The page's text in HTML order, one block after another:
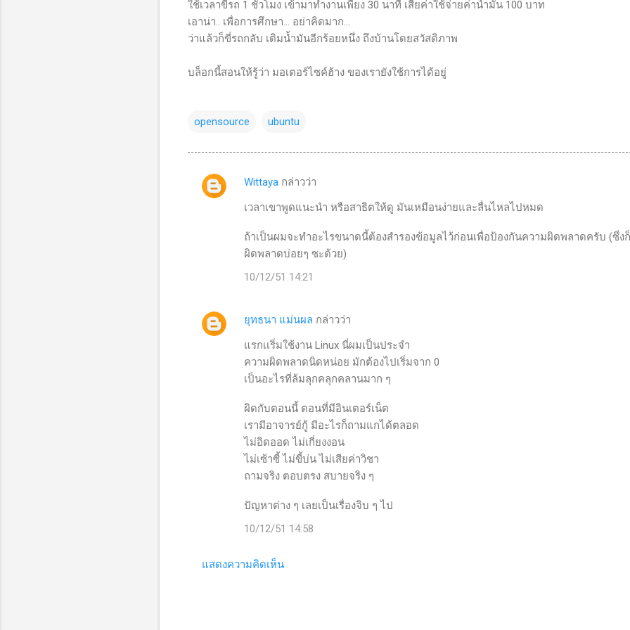
ใช้เวลาขี่รถ 1 ชั่วโมง เข้ามาทำงานเพียง 30 นาที เสียค่าใช้จ่ายค่าน้ำมัน 100 บาท
เอาน่า.. เพื่อการศึกษา... อย่าคิดมาก...
ว่าแล้วก็ขี่รถกลับ เติมน้ำมันอีกร้อยหนึ่ง ถึงบ้านโดยสวัสดิภาพ
บล็อกนี้สอนให้รู้ว่า มอเตอร์ไซค์ฮ้าง ของเรายังใช้การได้อยู่
opensource ubuntu
ค
ห็
Wittaya กล่าวว่า
เวลาเขาพูดแนะนำ หรือสาธิตให้ดู มันเหมือนง่ายและลื่นไหลไปหมด
ถ้าเป็นผมจะทำอะไรขนาดนี้ต้องสำรองข้อมูลไว้ก่อนเพื่อป้องกันความผิดพลาดครับ (ซึ่งก็
ผิดพลาดบ่อยๆ ซะด้วย)
10/12/51 14:21
ยุทธนา แม่นผล กล่าวว่า
แรกเเริ่มใช้งาน Linux นี่ผมเป็นประจำ
ความผิดพลาดนิดหน่อย มักต้องไปเริ่มจาก 0
เป็นอะไรที่ล้มลุกคลุกคลานมาก ๆ
ผิดกับตอนนี้ ตอนที่มีอินเตอร์เน็ต
เรามีอาจารย์กู้ มีอะไรก็ถามแกได้ตลอด
ไม่อิดออด ไม่เกี่ยงงอน
ไม่เซ้าซี้ ไม่ขี้บ่น ไม่เสียค่าวิชา
ถามจริง ตอบตรง สบายจริง ๆ
ปัญหาต่าง ๆ เลยเป็นเรื่องจิบ ๆ ไป
10/12/51 14:58
แสดงความคิดเห็น